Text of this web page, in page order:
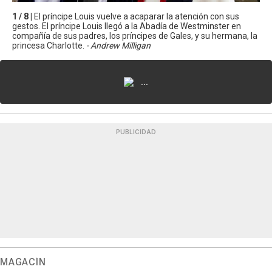
1 / 8 |
El príncipe Louis vuelve a acaparar la atención con sus
gestos. El príncipe Louis llegó a la Abadía de Westminster en
compañía de sus padres, los príncipes de Gales, y su hermana, la
princesa Charlotte. - Andrew Milligan
...
PUBLICIDAD
MAGACÍN